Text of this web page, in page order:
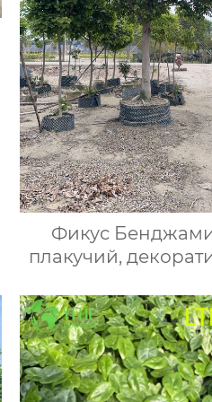
Фикус
плакучий,
живое дерево в
для дома и